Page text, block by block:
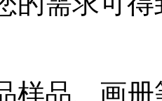
样品、画